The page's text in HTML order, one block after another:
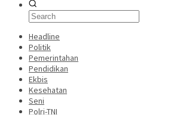
Headline
Politik
Pemerintahan
Pendidikan
Ekbis
Kesehatan
Seni
Polri-TNI